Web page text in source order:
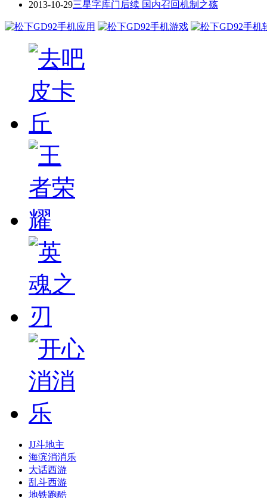
2013-10-29三星字库门后续 国内召回机制之殇
JJ斗地主
海滨消消乐
大话西游
乱斗西游
地铁跑酷